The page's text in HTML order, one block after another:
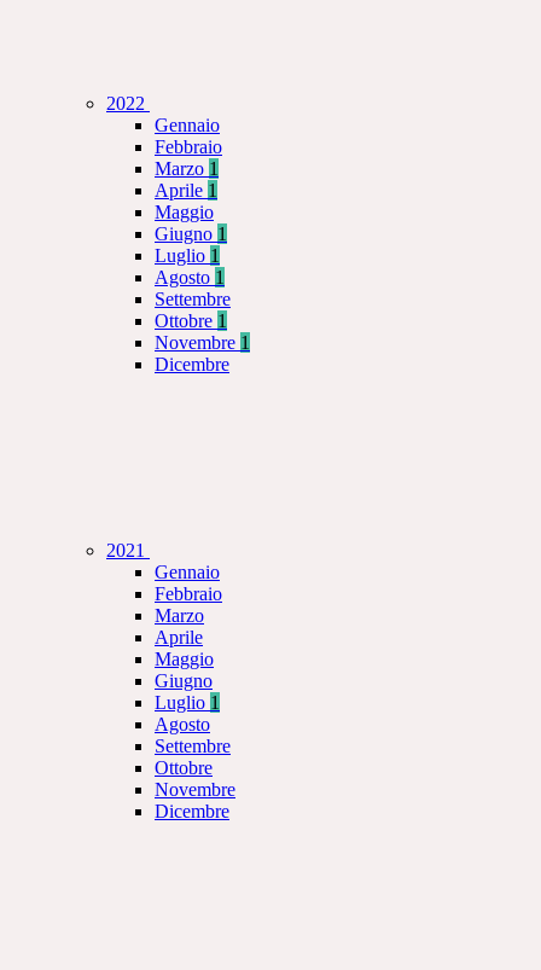
2022
Gennaio
Febbraio
Marzo 1
Aprile 1
Maggio
Giugno 1
Luglio 1
Agosto 1
Settembre
Ottobre 1
Novembre 1
Dicembre
2021
Gennaio
Febbraio
Marzo
Aprile
Maggio
Giugno
Luglio 1
Agosto
Settembre
Ottobre
Novembre
Dicembre